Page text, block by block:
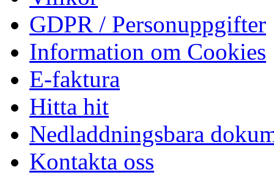
GDPR / Personuppgifter
Information om Cookies
E-faktura
Hitta hit
Nedladdningsbara
Kontakta oss